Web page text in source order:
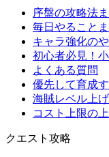
序盤の攻略法
毎日やること
キャラ強化の
初心者必見！
よくある質問
優先して育成
海賊レベル上
コスト上限の
クエスト攻略